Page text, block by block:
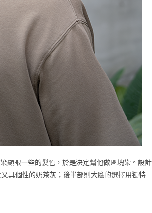
顯眼一些的髮色，於是決定幫他做區塊染。設計
具個性的奶茶灰；後半部則大膽的選擇用獨特